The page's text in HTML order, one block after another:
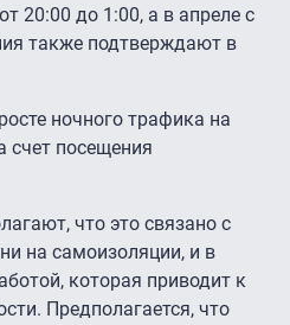
20:00 до 1:00, а в апреле с
также подтверждают в
ночного трафика на
счет посещения
что это связано с
на самоизоляции, и в
которая приводит к
Предполагается, что